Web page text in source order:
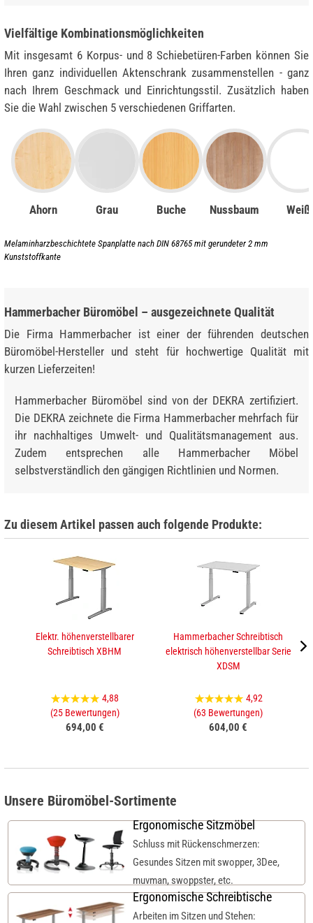
Vielfältige Kombinationsmöglichkeiten
Mit insgesamt 6 Korpus- und 8 Schiebetüren-Farben können Sie
Ihren ganz individuellen Aktenschrank zusammenstellen - ganz
nach Ihrem Geschmack und Einrichtungsstil. Zusätzlich haben
Sie die Wahl zwischen 5 verschiedenen Griffarten.
Ahorn Grau Buche Nussbaum Weiß
Melaminharzbeschichtete Spanplatte nach DIN 68765 mit gerundeter 2 mm
Kunststoffkante
Hammerbacher Büromöbel – ausgezeichnete Qualität
Die Firma Hammerbacher ist einer der führenden deutschen
Büromöbel-Hersteller und steht für hochwertige Qualität mit
kurzen Lieferzeiten!
Hammerbacher Büromöbel sind von der DEKRA zertifiziert.
Die DEKRA zeichnete die Firma Hammerbacher mehrfach für
ihr nachhaltiges Umwelt- und Qualitätsmanagement aus.
Zudem entsprechen alle Hammerbacher Möbel
selbstverständlich den gängigen Richtlinien und Normen.
Zu diesem Artikel passen auch folgende Produkte:
Elektr. höhenverstellbarer
Schreibtisch XBHM
4,88
(25 Bewertungen)
694,00 €
Hammerbacher Schreibtisch
elektrisch höhenverstellbar Serie
XDSM
4,92
(63 Bewertungen)
604,00 €
Unsere Büromöbel-Sortimente
Ergonomische Sitzmöbel
Schluss mit Rückenschmerzen:
Gesundes Sitzen mit swopper, 3Dee,
muvman, swoppster, etc.
Ergonomische Schreibtische
Arbeiten im Sitzen und Stehen: